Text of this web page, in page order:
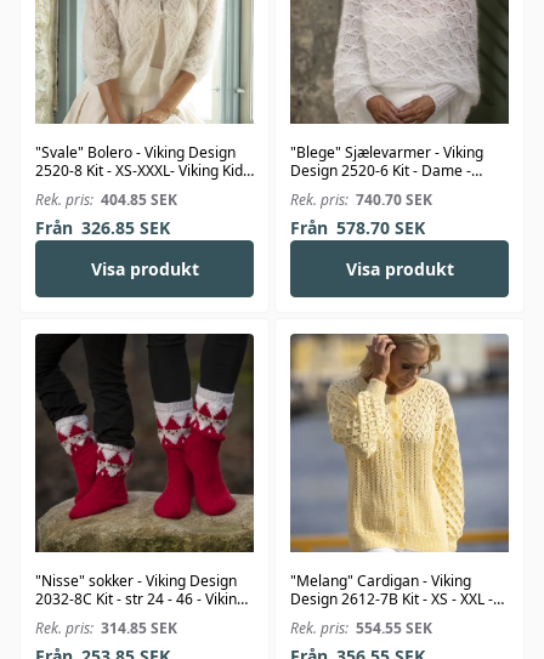
"Svale" Bolero - Viking Design
2520-8 Kit - XS-XXXL- Viking Kid-
Silk
Rek. pris: 404.85SEK
Från 326.85SEK
Visa produkt
"Blege" Sjælevarmer - Viking
Design 2520-6 Kit - Dame -
Viking Kid-Silk
Rek. pris: 740.70SEK
Från 578.70SEK
Visa produkt
"Nisse" sokker - Viking Design
2032-8C Kit - str 24 - 46 - Viking
Alpaca Storm
Rek. pris: 314.85SEK
"Melang" Cardigan - Viking
Design 2612-7B Kit - XS - XXL -
Viking Bambino
Rek. pris: 554.55SEK